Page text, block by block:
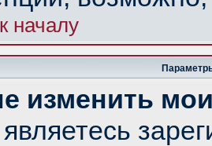
началу
изменить